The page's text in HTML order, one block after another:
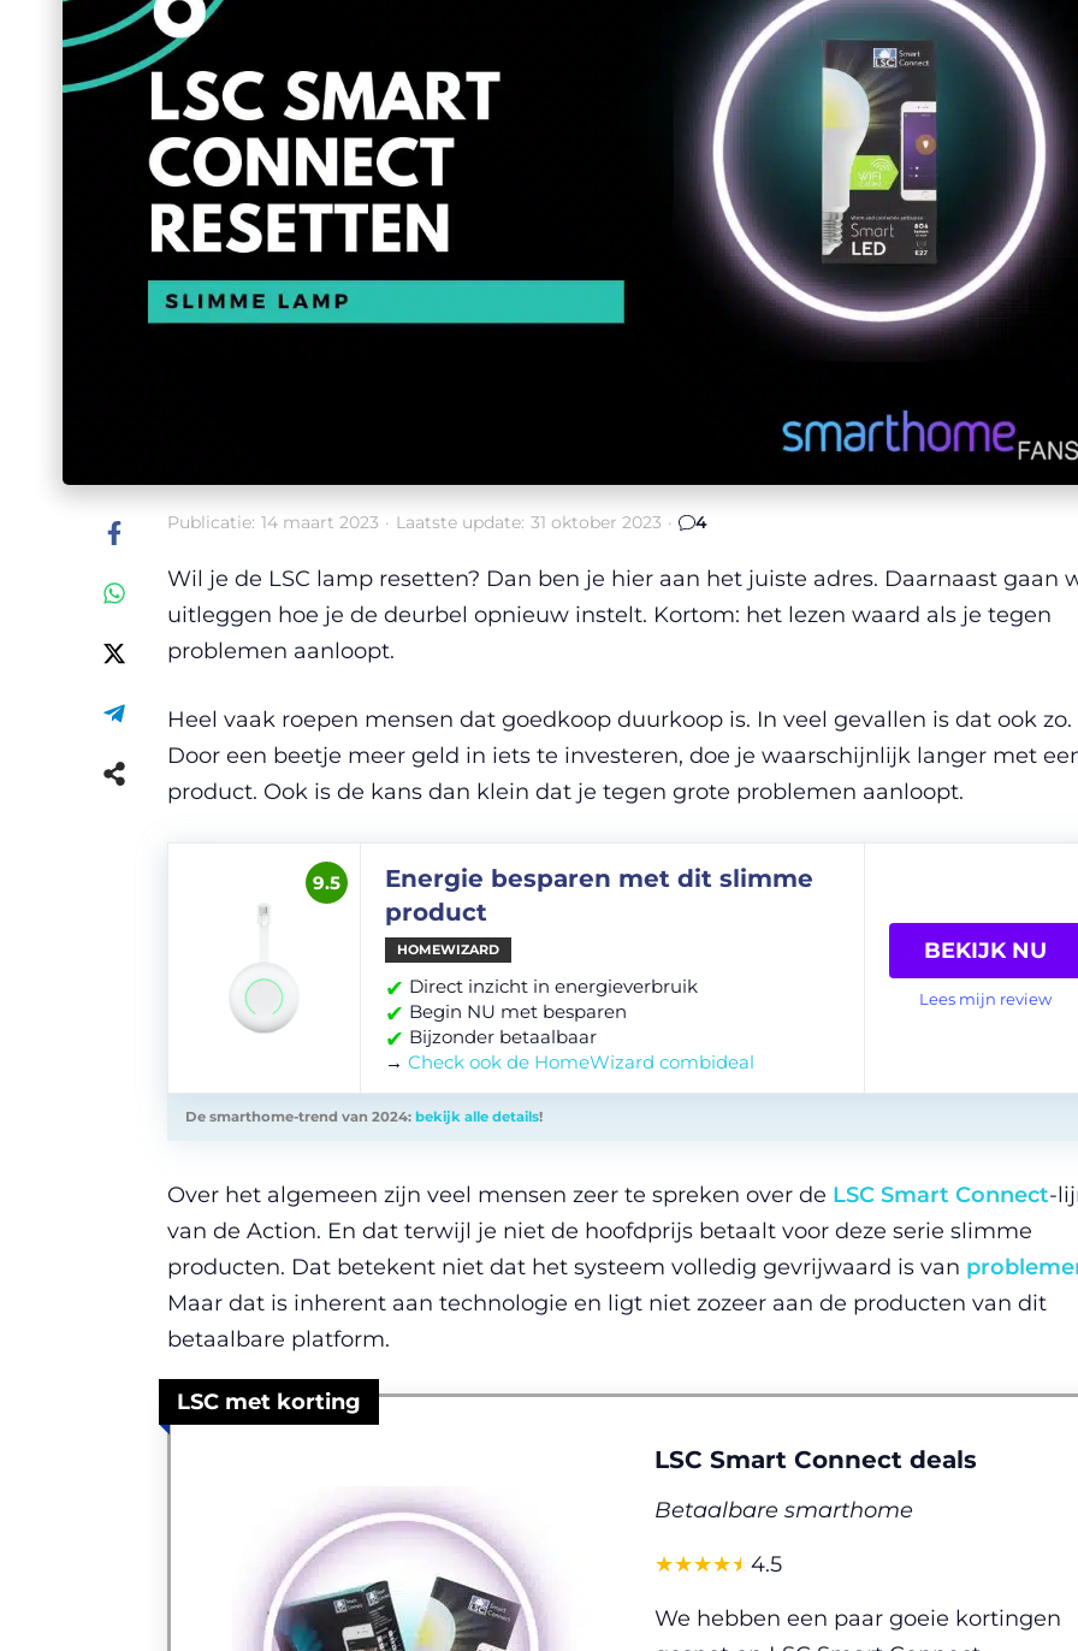
Publicatie: 14 maart 2023 · Laatste update: 31 oktober 2023 · 4
Wil je de LSC lamp resetten? Dan ben je hier aan het juiste adres. Daarnaast gaan
uitleggen hoe je de deurbel opnieuw instelt. Kortom: het lezen waard als je tegen
problemen aanloopt.
Heel vaak roepen mensen dat goedkoop duurkoop is. In veel gevallen is dat ook zo.
Door een beetje meer geld in iets te investeren, doe je waarschijnlijk langer met
product. Ook is de kans dan klein dat je tegen grote problemen aanloopt.
9.5
Energie besparen met dit slimme
product
HOMEWIZARD
✔ Direct inzicht in energieverbruik
✔ Begin NU met besparen
✔ Bijzonder betaalbaar
→ Check ook de HomeWizard combideal
BEKIJK NU
Lees mijn review
De smarthome-trend van 2024: bekijk alle details!
Over het algemeen zijn veel mensen zeer te spreken over de LSC Smart Connect-
van de Action. En dat terwijl je niet de hoofdprijs betaalt voor deze serie slimme
producten. Dat betekent niet dat het systeem volledig gevrijwaard is van
Maar dat is inherent aan technologie en ligt niet zozeer aan de producten van dit
betaalbare platform.
LSC met korting
LSC Smart Connect deals
Betaalbare smarthome
☆☆☆☆☆
★★★★★4.5
We hebben een paar goeie kortingen